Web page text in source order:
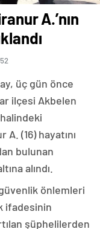
A.’nın
üç gün önce
ilçesi Akbelen
(16) hayatını
bulunan
alındı.
güvenlik önlemleri
ifadesinin
şüphelilerden